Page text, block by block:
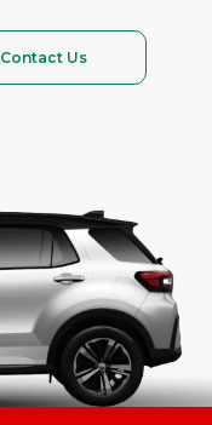
Contact Us